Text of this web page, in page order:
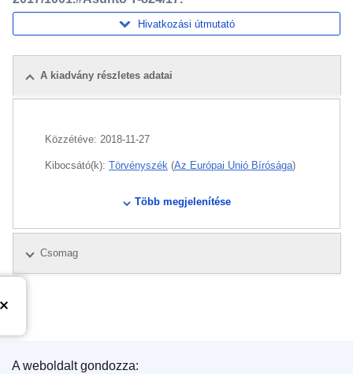
Hivatkozási útmutató
A kiadvány részletes adatai
Csomag
Közzétéve: 2018-11-27
Kibocsátó(k): Törvényszék (Az Európai Unió Bírósága)
Released on EU publications website:
Több megjelenítése
A weboldalt gondozza: